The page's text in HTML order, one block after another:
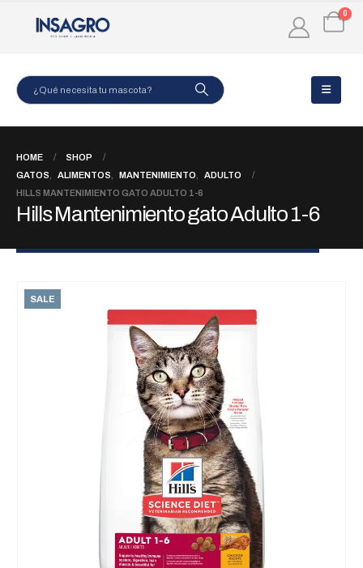
0
HOME
SHOP
GATOS
ALIMENTOS MANTENIMIENTO
ADULTO
HILLS MANTENIMIENTO GATO ADULTO 1-6
Hills Mantenimiento gato Adulto 1-6
SALE